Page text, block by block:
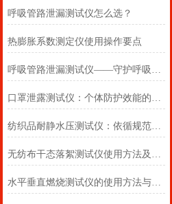
呼吸管路泄漏测试仪怎么选？
热膨胀系数测定仪使用操作要点
呼吸管路泄漏测试仪——守护呼吸类医疗器械安全的精密检测方案
口罩泄露测试仪：个体防护效能的科学评估仪器
纺织品耐静水压测试仪：依循规范，精准测防渗
无纺布干态落絮测试仪使用方法及注意事项详解
水平垂直燃烧测试仪的使用方法与注意事项